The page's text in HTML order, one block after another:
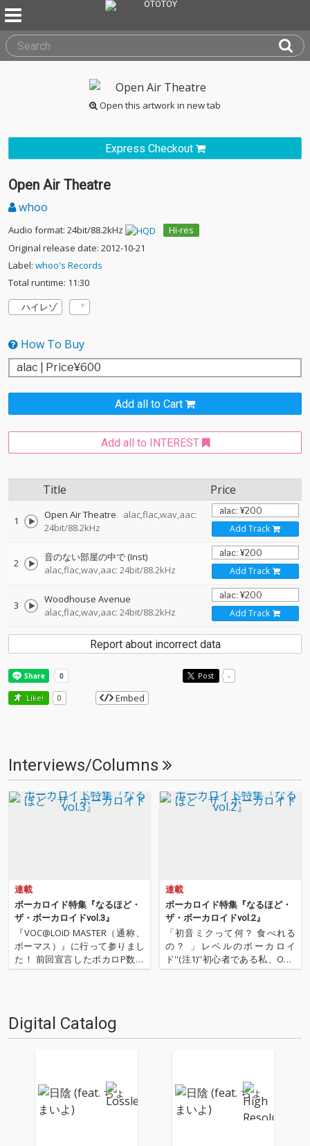
Open this artwork in new tab
Express Checkout
Open Air Theatre
whoo
Audio format: 24bit/88.2kHz
Hi-res
Original release date: 2012-10-21
Label: whoo's Records
Total runtime: 11:30
ハイレゾ
How To Buy
Add all to Cart
Add all to INTEREST
Title Price
1 Open Air Theatre
alac,flac,wav,aac:
24bit/88.2kHz
Add Track
2
音のない部屋の中で (Inst)
alac,flac,wav,aac: 24bit/88.2kHz
Add Track
3
Woodhouse Avenue
alac,flac,wav,aac: 24bit/88.2kHz
Add Track
Report about incorrect data
Post -
Like! 0 Embed
Interviews/Columns
連載
ボーカロイド特集『なるほど・
ザ・ボーカロイドvol.3』
『VOC@LOiD MASTER（通称、
ボーマス）』に行って参りまし
た！ 前回宣言したボカロP数珠
つなぎ企画を早速無視してのイ
をしぼった即売会、つまりコミ
ケです。コスプ…
連載
ボーカロイド特集『なるほど・
ザ・ボーカロイドvol.2』
「初音ミクって何？ 食べれる
の？ 」レベルのボーカロイ
ド''(注1)''初心者である私、OTO
TOYライターの水嶋美和が体当
博士に初音ミク／ボーカロ…
Digital Catalog